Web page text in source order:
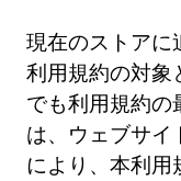
現在のストアに
利用規約の対象
でも利用規約の
は、ウェブサイ
により、本利用